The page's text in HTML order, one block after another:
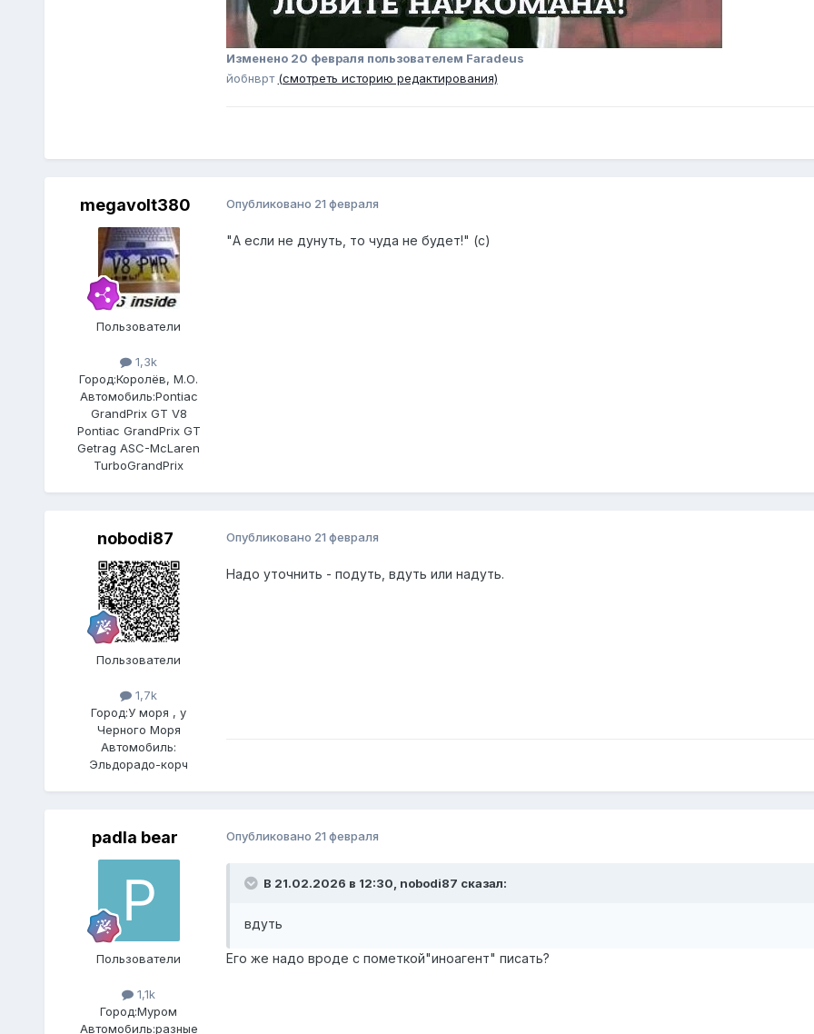
Изменено 20 февраля пользователем Faradeus
йобнврт (смотреть историю редактирования)
megavolt380
Пользователи
1,3k
Город:Королёв, М.О.
Автомобиль:Pontiac
GrandPrix GT V8
Pontiac GrandPrix GT
Getrag ASC-McLaren
TurboGrandPrix
Опубликовано 21 февраля
"А если не дунуть, то чуда не будет!" (с)
nobodi87
Пользователи
1,7k
Город:У моря , у
Черного Моря
Автомобиль:
Эльдорадо-корч
Опубликовано 21 февраля
Надо уточнить - подуть, вдуть или надуть.
padla bear
Пользователи
1,1k
Город:Муром
Автомобиль:разные
Опубликовано 21 февраля
В 21.02.2026 в 12:30, nobodi87 сказал:
вдуть
Его же надо вроде с пометкой"иноагент" писать?